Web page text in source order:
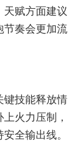
天赋方面建议
节奏会更加流
键技能释放情
火力压制，
全输出线。